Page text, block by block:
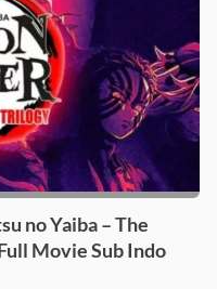
no Yaiba – The
Movie Sub Indo